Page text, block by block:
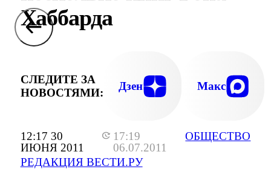
12:17 30
ИЮНЯ 2011
17:19
06.07.2011
РЕДАКЦИЯ ВЕСТИ.РУ
ОБЩЕСТВО
Хаббарда
СЛЕДИТЕ ЗА
НОВОСТЯМИ:
Дзен Макс